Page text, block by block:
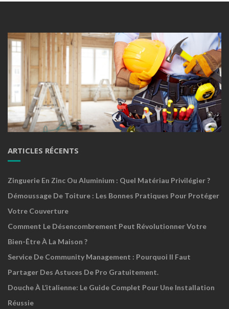
ARTICLES RÉCENTS
Zinguerie En Zinc Ou Aluminium : Quel Matériau Privilégier ?
Démoussage De Toiture : Les Bonnes Pratiques Pour Protéger
Votre Couverture
Comment Le Désencombrement Peut Révolutionner Votre
Bien-Être À La Maison ?
Service De Community Management : Pourquoi Il Faut
Partager Des Astuces De Pro Gratuitement.
Douche À L’italienne: Le Guide Complet Pour Une Installation
Réussie